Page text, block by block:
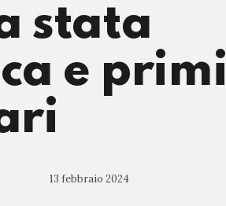
stata
e primi
13 febbraio 2024